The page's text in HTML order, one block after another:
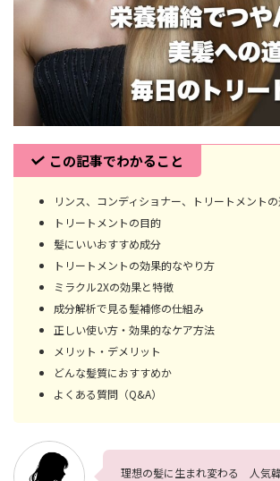
この記事でわかること
リンス、コンディショナー、トリートメント
トリートメントの目的
髪にいいおすすめ成分
トリートメントの効果的なやり方
ミラクル2Xの効果と特徴
成分解析で見る髪補修の仕組み
正しい使い方・効果的なケア方法
メリット・デメリット
どんな髪質におすすめか
よくある質問（Q&A）
理想の髪に生まれ変わる 人気